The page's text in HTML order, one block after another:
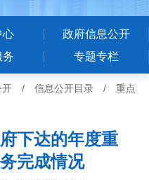
心
政府信息公开
务 专题专栏
开 / 信息公开目录 /
重点
下达的年度重
完成情况